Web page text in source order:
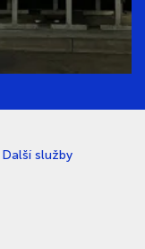
Další služby